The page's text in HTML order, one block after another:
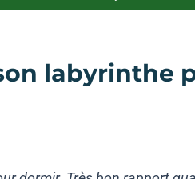
labyrinthe